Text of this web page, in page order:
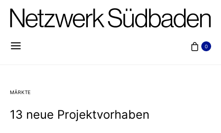
0
MÄRKTE
13 neue Projektvorhaben